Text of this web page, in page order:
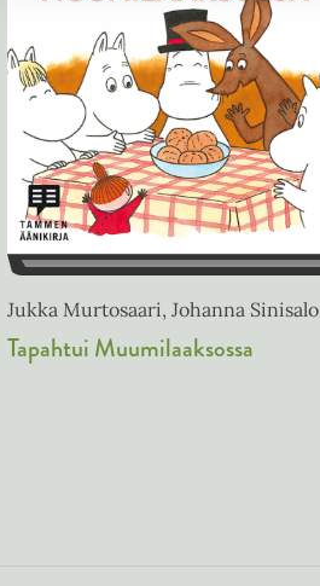
Jukka Murtosaari, Johanna Sinisalo
Tapahtui Muumilaaksossa